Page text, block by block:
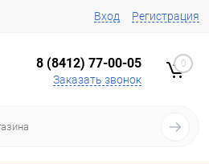
Вход Регистрация
8 (8412) 77-00-05
Заказать звонок
0